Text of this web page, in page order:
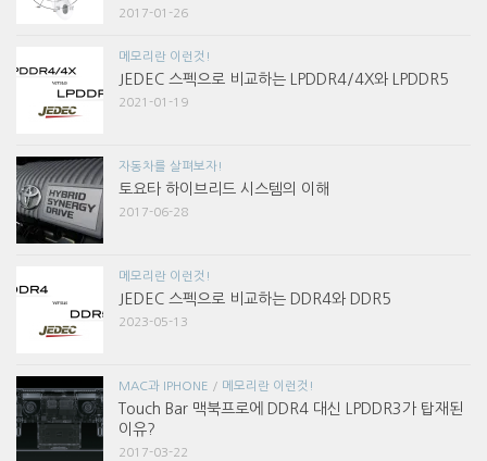
2017-01-26
메모리란 이런것!
JEDEC 스펙으로 비교하는 LPDDR4/4X와 LPDDR5
2021-01-19
자동차를 살펴보자!
토요타 하이브리드 시스템의 이해
2017-06-28
메모리란 이런것!
JEDEC 스펙으로 비교하는 DDR4와 DDR5
2023-05-13
MAC과 IPHONE / 메모리란 이런것!
Touch Bar 맥북프로에 DDR4 대신 LPDDR3가 탑재된
이유?
2017-03-22